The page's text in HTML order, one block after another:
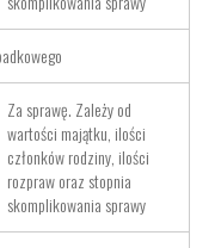
Za sprawę. Zależy od
wartości majątku, ilości
członków rodziny, ilości
rozpraw oraz stopnia
skomplikowania sprawy